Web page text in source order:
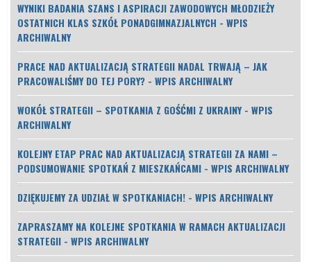
WYNIKI BADANIA SZANS I ASPIRACJI ZAWODOWYCH MŁODZIEŻY
OSTATNICH KLAS SZKÓŁ PONADGIMNAZJALNYCH - WPIS
ARCHIWALNY
PRACE NAD AKTUALIZACJĄ STRATEGII NADAL TRWAJĄ – JAK
PRACOWALIŚMY DO TEJ PORY? - WPIS ARCHIWALNY
WOKÓŁ STRATEGII – SPOTKANIA Z GOŚĆMI Z UKRAINY - WPIS
ARCHIWALNY
KOLEJNY ETAP PRAC NAD AKTUALIZACJĄ STRATEGII ZA NAMI –
PODSUMOWANIE SPOTKAŃ Z MIESZKAŃCAMI - WPIS ARCHIWALNY
DZIĘKUJEMY ZA UDZIAŁ W SPOTKANIACH! - WPIS ARCHIWALNY
ZAPRASZAMY NA KOLEJNE SPOTKANIA W RAMACH AKTUALIZACJI
STRATEGII - WPIS ARCHIWALNY